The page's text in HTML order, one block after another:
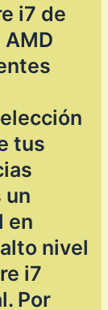
i7 de
tus
un
en
nivel
i7
Por